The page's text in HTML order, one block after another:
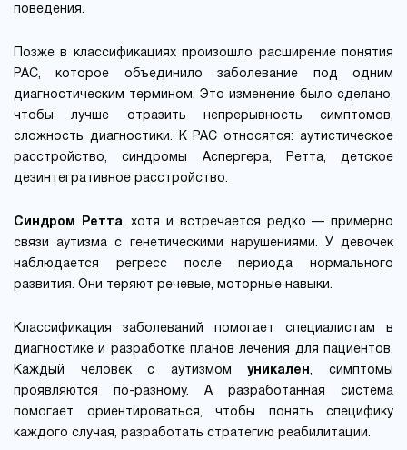
поведения.
Позже в классификациях произошло расширение понятия
РАС, которое объединило заболевание под одним
диагностическим термином. Это изменение было сделано,
чтобы лучше отразить непрерывность симптомов,
сложность диагностики. К РАС относятся: аутистическое
расстройство, синдромы Аспергера, Ретта, детское
дезинтегративное расстройство.
Синдром Ретта, хотя и встречается редко — примерно
связи аутизма с генетическими нарушениями. У девочек
наблюдается регресс после периода нормального
развития. Они теряют речевые, моторные навыки.
Классификация заболеваний помогает специалистам в
диагностике и разработке планов лечения для пациентов.
Каждый человек с аутизмомуникален, симптомы
проявляются по-разному. А разработанная система
помогает ориентироваться, чтобы понять специфику
каждого случая, разработать стратегию реабилитации.